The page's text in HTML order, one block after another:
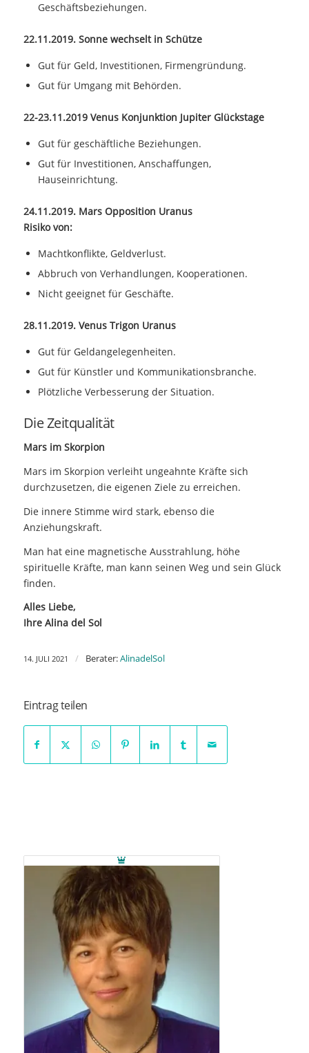
Geschäftsbeziehungen.
22.11.2019. Sonne wechselt in Schütze
Gut für Geld, Investitionen, Firmengründung.
Gut für Umgang mit Behörden.
22-23.11.2019 Venus Konjunktion Jupiter Glückstage
Gut für geschäftliche Beziehungen.
Gut für Investitionen, Anschaffungen,
Hauseinrichtung.
24.11.2019. Mars Opposition Uranus
Risiko von:
Machtkonflikte, Geldverlust.
Abbruch von Verhandlungen, Kooperationen.
Nicht geeignet für Geschäfte.
28.11.2019. Venus Trigon Uranus
Gut für Geldangelegenheiten.
Gut für Künstler und Kommunikationsbranche.
Plötzliche Verbesserung der Situation.
Die Zeitqualität
Mars im Skorpion
Mars im Skorpion verleiht ungeahnte Kräfte sich
durchzusetzen, die eigenen Ziele zu erreichen.
Die innere Stimme wird stark, ebenso die
Anziehungskraft.
Man hat eine magnetische Ausstrahlung, höhe
spirituelle Kräfte, man kann seinen Weg und sein Glück
finden.
Alles Liebe,
Ihre Alina del Sol
14. JULI 2021 / Berater:AlinadelSol
Eintrag teilen